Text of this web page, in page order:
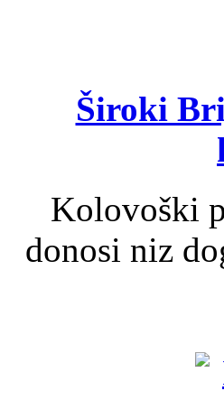
Široki
Kolovoški
donosi niz